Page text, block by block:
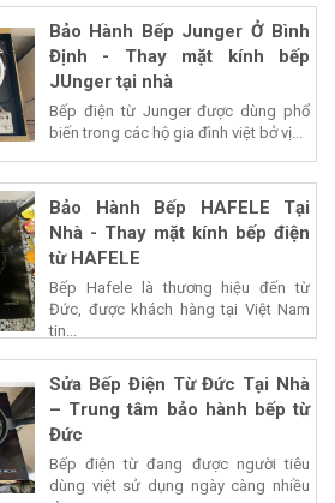
Bảo Hành Bếp Junger Ở Bình
Định - Thay mặt kính bếp
JUnger tại nhà
Bếp điện từ Junger được dùng phổ
biến trong các hộ gia đình việt bở vị...
Bảo Hành Bếp HAFELE Tại
Nhà - Thay mặt kính bếp điện
từ HAFELE
Bếp Hafele là thương hiệu đến từ
Đức, được khách hàng tại Việt Nam
tin...
Sửa Bếp Điện Từ Đức Tại Nhà
– Trung tâm bảo hành bếp từ
Đức
Bếp điện từ đang được người tiêu
dùng việt sử dụng ngày càng nhiều